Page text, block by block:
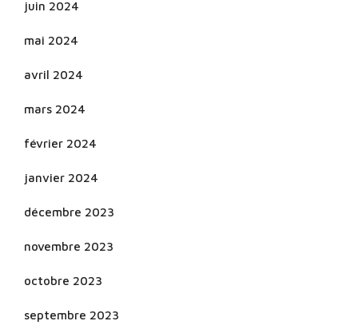
juin 2024
mai 2024
avril 2024
mars 2024
février 2024
janvier 2024
décembre 2023
novembre 2023
octobre 2023
septembre 2023